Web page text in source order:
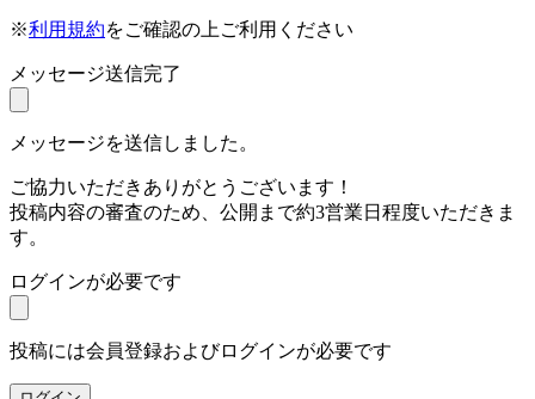
※利用規約をご確認の上ご利用ください
メッセージ送信完了
メッセージを送信しました。
ご協力いただきありがとうございます！
投稿内容の審査のため、公開まで約3営業日程度いただきま
す。
ログインが必要です
投稿には会員登録およびログインが必要です